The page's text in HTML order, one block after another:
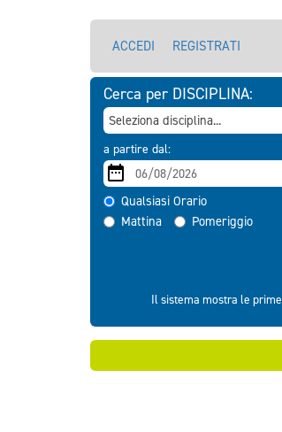
ACCEDI REGISTRATI
Cerca per DISCIPLINA:
a partire dal:
Qualsiasi Orario
Mattina
Pomeriggio
Il sistema mostra le